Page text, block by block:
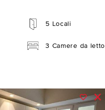
5 Locali
3 Camere da letto